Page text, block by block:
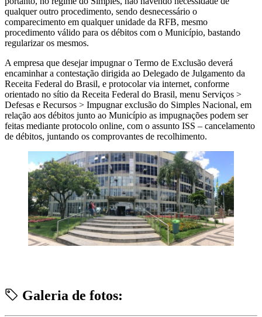
qualquer outro procedimento, sendo desnecessário o
comparecimento em qualquer unidade da RFB, mesmo
procedimento válido para os débitos com o Município, bastando
regularizar os mesmos.
A empresa que desejar impugnar o Termo de Exclusão deverá
encaminhar a contestação dirigida ao Delegado de Julgamento da
Receita Federal do Brasil, e protocolar via internet, conforme
orientado no sítio da Receita Federal do Brasil, menu Serviços >
Defesas e Recursos > Impugnar exclusão do Simples Nacional, em
relação aos débitos junto ao Município as impugnações podem ser
feitas mediante protocolo online, com o assunto ISS – cancelamento
de débitos, juntando os comprovantes de recolhimento.
Galeria de fotos: